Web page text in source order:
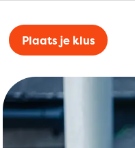
Plaats je klus